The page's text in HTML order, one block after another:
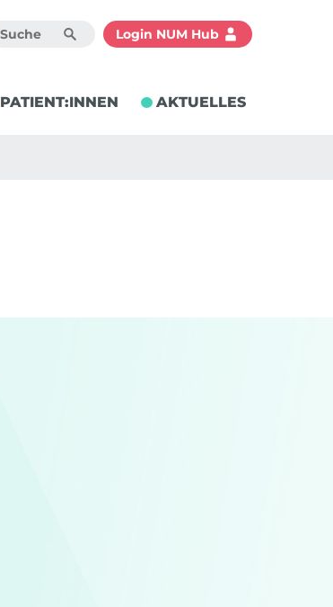
Login NUM Hub
PATIENT:INNEN AKTUELLES